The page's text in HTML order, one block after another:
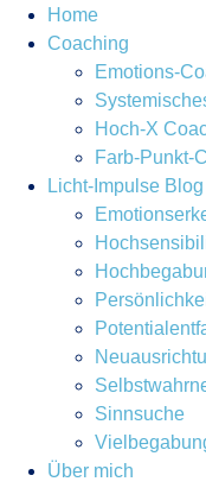
Home
Coaching
Emotions-
Hoch-X
Farb-Punkt-
Licht-Impulse Blog
Sinnsuche
Über mich